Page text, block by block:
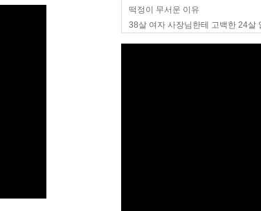
떡정이 무서운 이유
38살 여자 사장님한테 고백한 24살